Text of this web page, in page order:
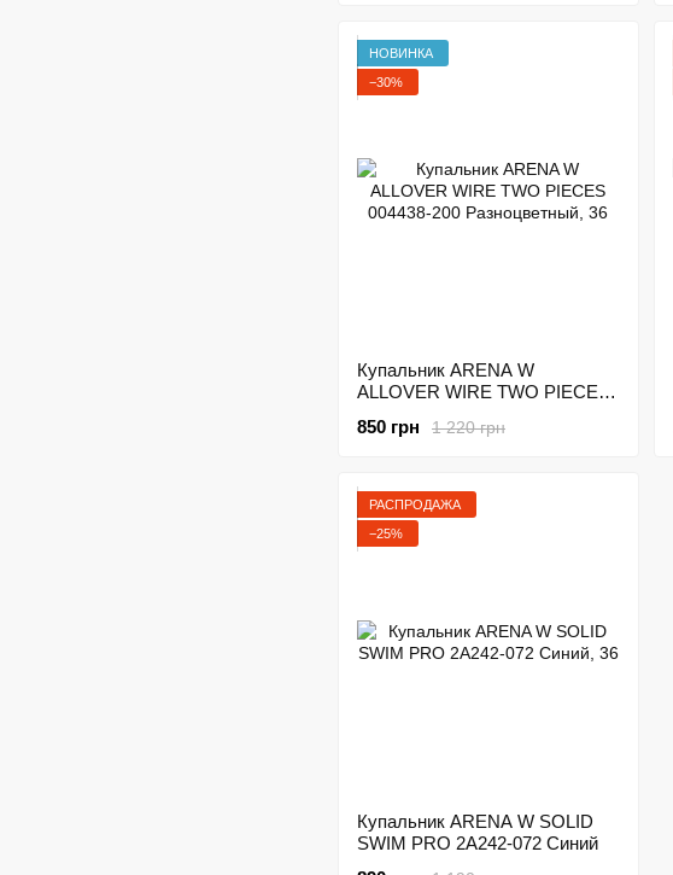
НОВИНКА
−30%
Купальник ARENA W
ALLOVER WIRE TWO PIECES
1 220 грн
850 грн
РАСПРОДАЖА
−25%
Купальник ARENA W SOLID
SWIM PRO 2A242-072 Синий